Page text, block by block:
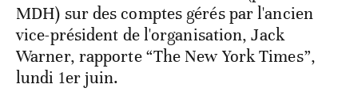
MDH) sur des comptes gérés par l'ancien
vice-président de l'organisation, Jack
Warner, rapporte “The New York Times”,
lundi 1er juin.